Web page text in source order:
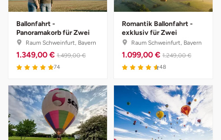
Ballonfahrt -
Panoramakorb für Zwei
Raum Schweinfurt, Bayern
1.349,00 € 1.499,00 €
74
Romantik Ballonfahrt -
exklusiv für Zwei
Raum Schweinfurt, Bayern
1.099,00 € 1.249,00 €
48